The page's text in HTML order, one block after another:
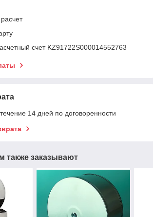
счет KZ91722S000014552763
14 дней по договоренности
также заказывают